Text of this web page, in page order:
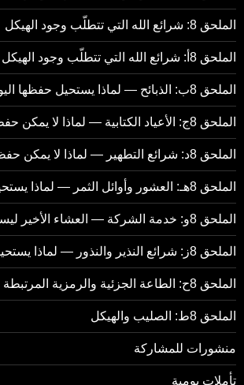
الملحق 8: شرائع الله التي تتطلّب وجود الهيكل
الملحق 8أ: شرائع الله التي تتطلّب وجود الهيكل
الملحق 8ب: الذبائح — لماذا يستحيل حفظها اليوم
الملحق 8ج: الأعياد الكتابية — لماذا لا يمكن حفظ أيٍّ منها اليوم
الملحق 8د: شرائع التطهير — لماذا لا يمكن حفظها بدون الهيكل
الملحق 8هـ: العشور وأوائل الثمر — لماذا يستحيل حفظها اليوم
الملحق 8و: خدمة الشركة — العشاء الأخير ليسوع كان فصحًا
الملحق 8ز: شرائع النذير والنذور — لماذا يستحيل حفظها اليوم
الملحق 8ح: الطاعة الجزئية والرمزية المرتبطة بالهيكل
الملحق 8ط: الصليب والهيكل
منشورات للمشاركة
تأملات يومية